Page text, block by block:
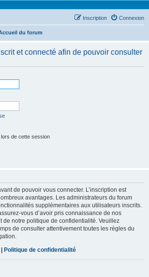
Connexion
Inscription
du forum
et connecté afin de pouvoir consulter
de cette session
de pouvoir vous connecter. L’inscription est
avantages. Les administrateurs du forum
supplémentaires aux utilisateurs inscrits.
vous d’avoir pris connaissance de nos
de notre politique de confidentialité. Veuillez
de consulter attentivement toutes les règles du
| Politique de confidentialité